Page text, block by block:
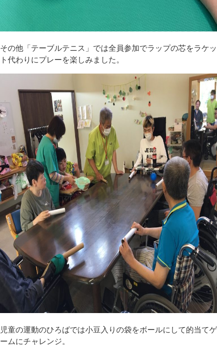
その他「テーブルテニス」では全員参加でラップの芯をラケッ
ト代わりにプレーを楽しみました。
児童の運動のひろばでは小豆入りの袋をボールにして的当てゲ
ームにチャレンジ。